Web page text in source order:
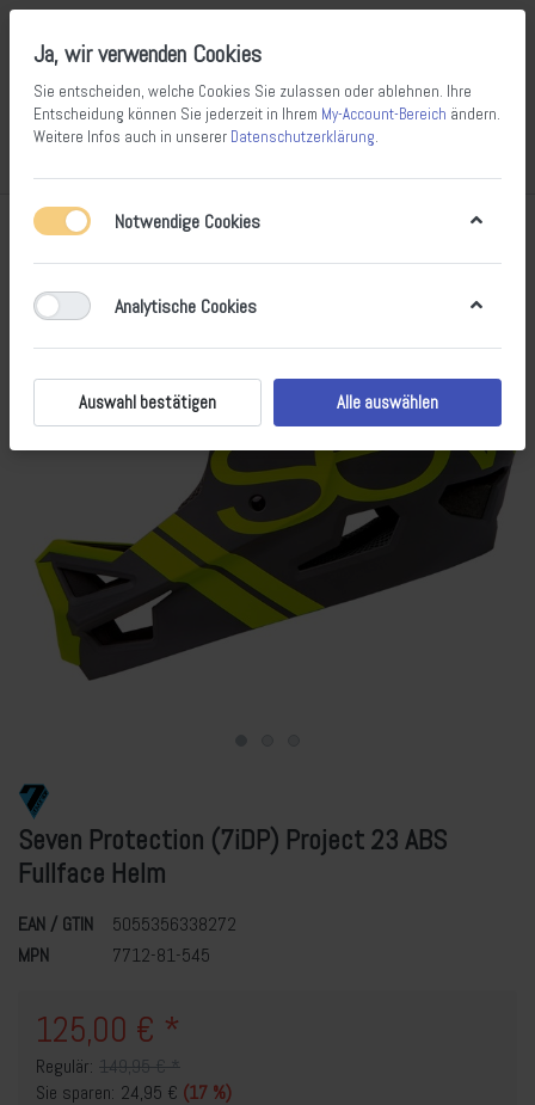
Seven Protection (7iDP) Project 23 ABS
Fullface Helm
EAN / GTIN
5055356338272
MPN
7712-81-545
125,00 € *
Regulär: 149,95 € *
Sie sparen: 24,95 € (17 %)
Ja, wir verwenden Cookies
Sie entscheiden, welche Cookies Sie zulassen oder ablehnen. Ihre
Entscheidung können Sie jederzeit in Ihrem My-Account-Bereich ändern.
Weitere Infos auch in unserer Datenschutzerklärung.
Notwendige Cookies
Analytische Cookies
Auswahl bestätigen Alle auswählen